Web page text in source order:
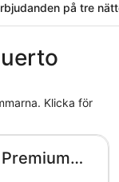
på tre
Klicka för